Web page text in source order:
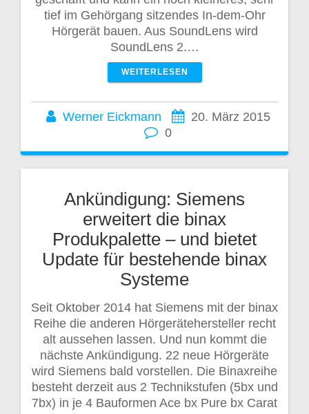
tief im Gehörgang sitzendes In-dem-Ohr
Hörgerät bauen. Aus SoundLens wird
SoundLens 2.…
WEITERLESEN
Werner Eickmann
20. März 2015
0
Ankündigung: Siemens
erweitert die binax
Produkpalette – und bietet
Update für bestehende binax
Systeme
Seit Oktober 2014 hat Siemens mit der binax
Reihe die anderen Hörgerätehersteller recht
alt aussehen lassen. Und nun kommt die
nächste Ankündigung. 22 neue Hörgeräte
wird Siemens bald vorstellen. Die Binaxreihe
besteht derzeit aus 2 Technikstufen (5bx und
7bx) in je 4 Bauformen Ace bx Pure bx Carat